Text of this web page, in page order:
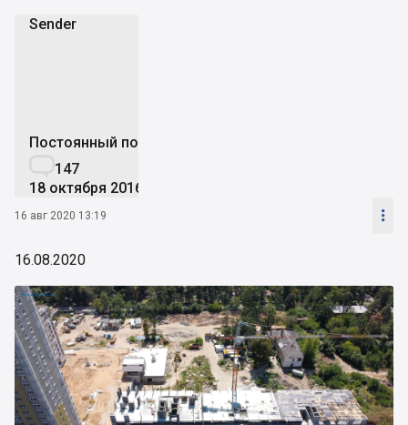
Sender
Постоянный пользователь
147
18 октября 2016
16 авг 2020 13:19 
16.08.2020